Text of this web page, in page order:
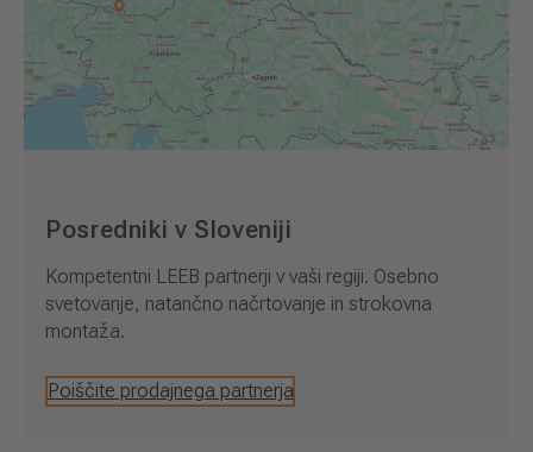
Posredniki v Sloveniji
Kompetentni LEEB partnerji v vaši regiji. Osebno
svetovanje, natančno načrtovanje in strokovna
montaža.
Poiščite prodajnega partnerja